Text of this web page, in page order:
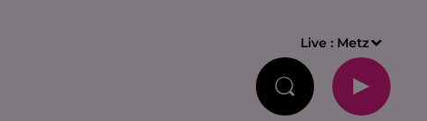
Live : Metz